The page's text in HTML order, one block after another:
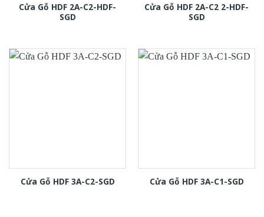
Cửa Gỗ HDF 2A-C2-HDF-
SGD
Cửa Gỗ HDF 2A-C2 2-HDF-
SGD
Cửa Gỗ HDF 3A-C2-SGD Cửa Gỗ HDF 3A-C1-SGD